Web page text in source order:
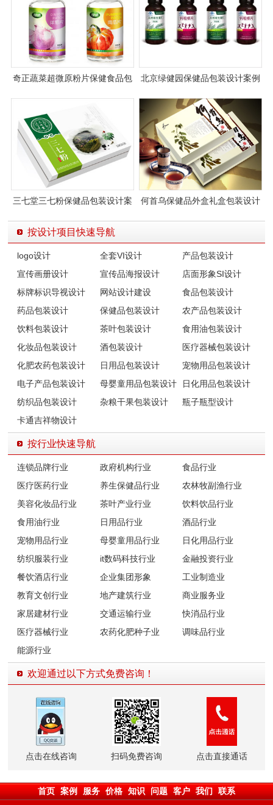
奇正蔬菜超微原粉片保健食品包
北京绿健园保健品包装设计案例
三七堂三七粉保健品包装设计案
何首乌保健品外盒礼盒包装设计
按设计项目快速导航
logo设计 全套VI设计
产品包装设计
宣传画册设计
宣传品海报设计
店面形象SI设计
标牌标识导视设计
网站设计建设
食品包装设计
药品包装设计
保健品包装设计
农产品包装设计
饮料包装设计
茶叶包装设计
食用油包装设计
化妆品包装设计
酒包装设计
医疗器械包装设计
化肥农药包装设计
日用品包装设计
宠物用品包装设计
电子产品包装设计
母婴童用品包装设计
日化用品包装设计
纺织品包装设计
杂粮干果包装设计
瓶子瓶型设计
卡通吉祥物设计
按行业快速导航
连锁品牌行业 政府机构行业
食品行业
医疗医药行业
养生保健品行业
农林牧副渔行业
美容化妆品行业
茶叶产业行业
饮料饮品行业
食用油行业
日用品行业
酒品行业
宠物用品行业
母婴童用品行业
日化用品行业
纺织服装行业
it数码科技行业
金融投资行业
餐饮酒店行业
企业集团形象
工业制造业
教育文创行业
地产建筑行业
商业服务业
家居建材行业
交通运输行业
快消品行业
医疗器械行业
农药化肥种子业
调味品行业
能源行业
欢迎通过以下方式免费咨询！
点击在线咨询 扫码免费咨询 点击直接通话
首页 案例 服务 价格 知识 问题 客户 我们 联系